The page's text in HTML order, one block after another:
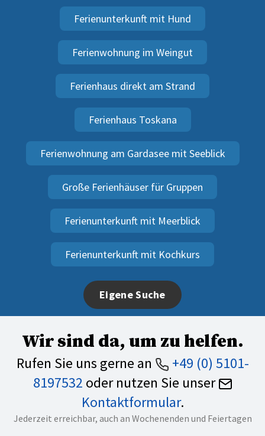
Ferienunterkunft mit Hund
Ferienwohnung im Weingut
Ferienhaus direkt am Strand
Ferienhaus Toskana
Ferienwohnung am Gardasee mit Seeblick
Große Ferienhäuser für Gruppen
Ferienunterkunft mit Meerblick
Ferienunterkunft mit Kochkurs
Eigene Suche
Wir sind da, um zu helfen.
Rufen Sie uns gerne an
+49 (0) 5101-
8197532 oder nutzen Sie unser
Kontaktformular.
Jederzeit erreichbar, auch an Wochenenden und Feiertagen